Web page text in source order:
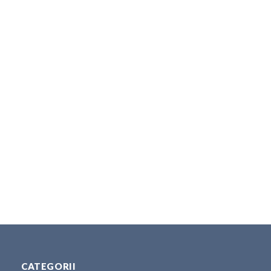
CATEGORII